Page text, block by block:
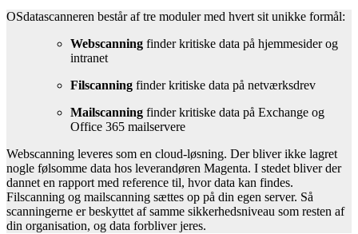
OSdatascanneren består af tre moduler med hvert sit unikke formål:
Webscanning finder kritiske data på hjemmesider og
intranet
Filscanning finder kritiske data på netværksdrev
Mailscanning finder kritiske data på Exchange og
Office 365 mailservere
Webscanning leveres som en cloud-løsning. Der bliver ikke lagret
nogle følsomme data hos leverandøren Magenta. I stedet bliver der
dannet en rapport med reference til, hvor data kan findes.
Filscanning og mailscanning sættes op på din egen server. Så
scanningerne er beskyttet af samme sikkerhedsniveau som resten af
din organisation, og data forbliver jeres.